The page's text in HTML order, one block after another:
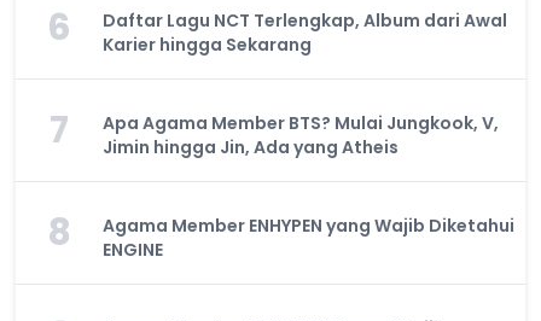
6
Daftar Lagu NCT Terlengkap, Album dari Awal
Karier hingga Sekarang
7
Apa Agama Member BTS? Mulai Jungkook, V,
Jimin hingga Jin, Ada yang Atheis
8
Agama Member ENHYPEN yang Wajib Diketahui
ENGINE